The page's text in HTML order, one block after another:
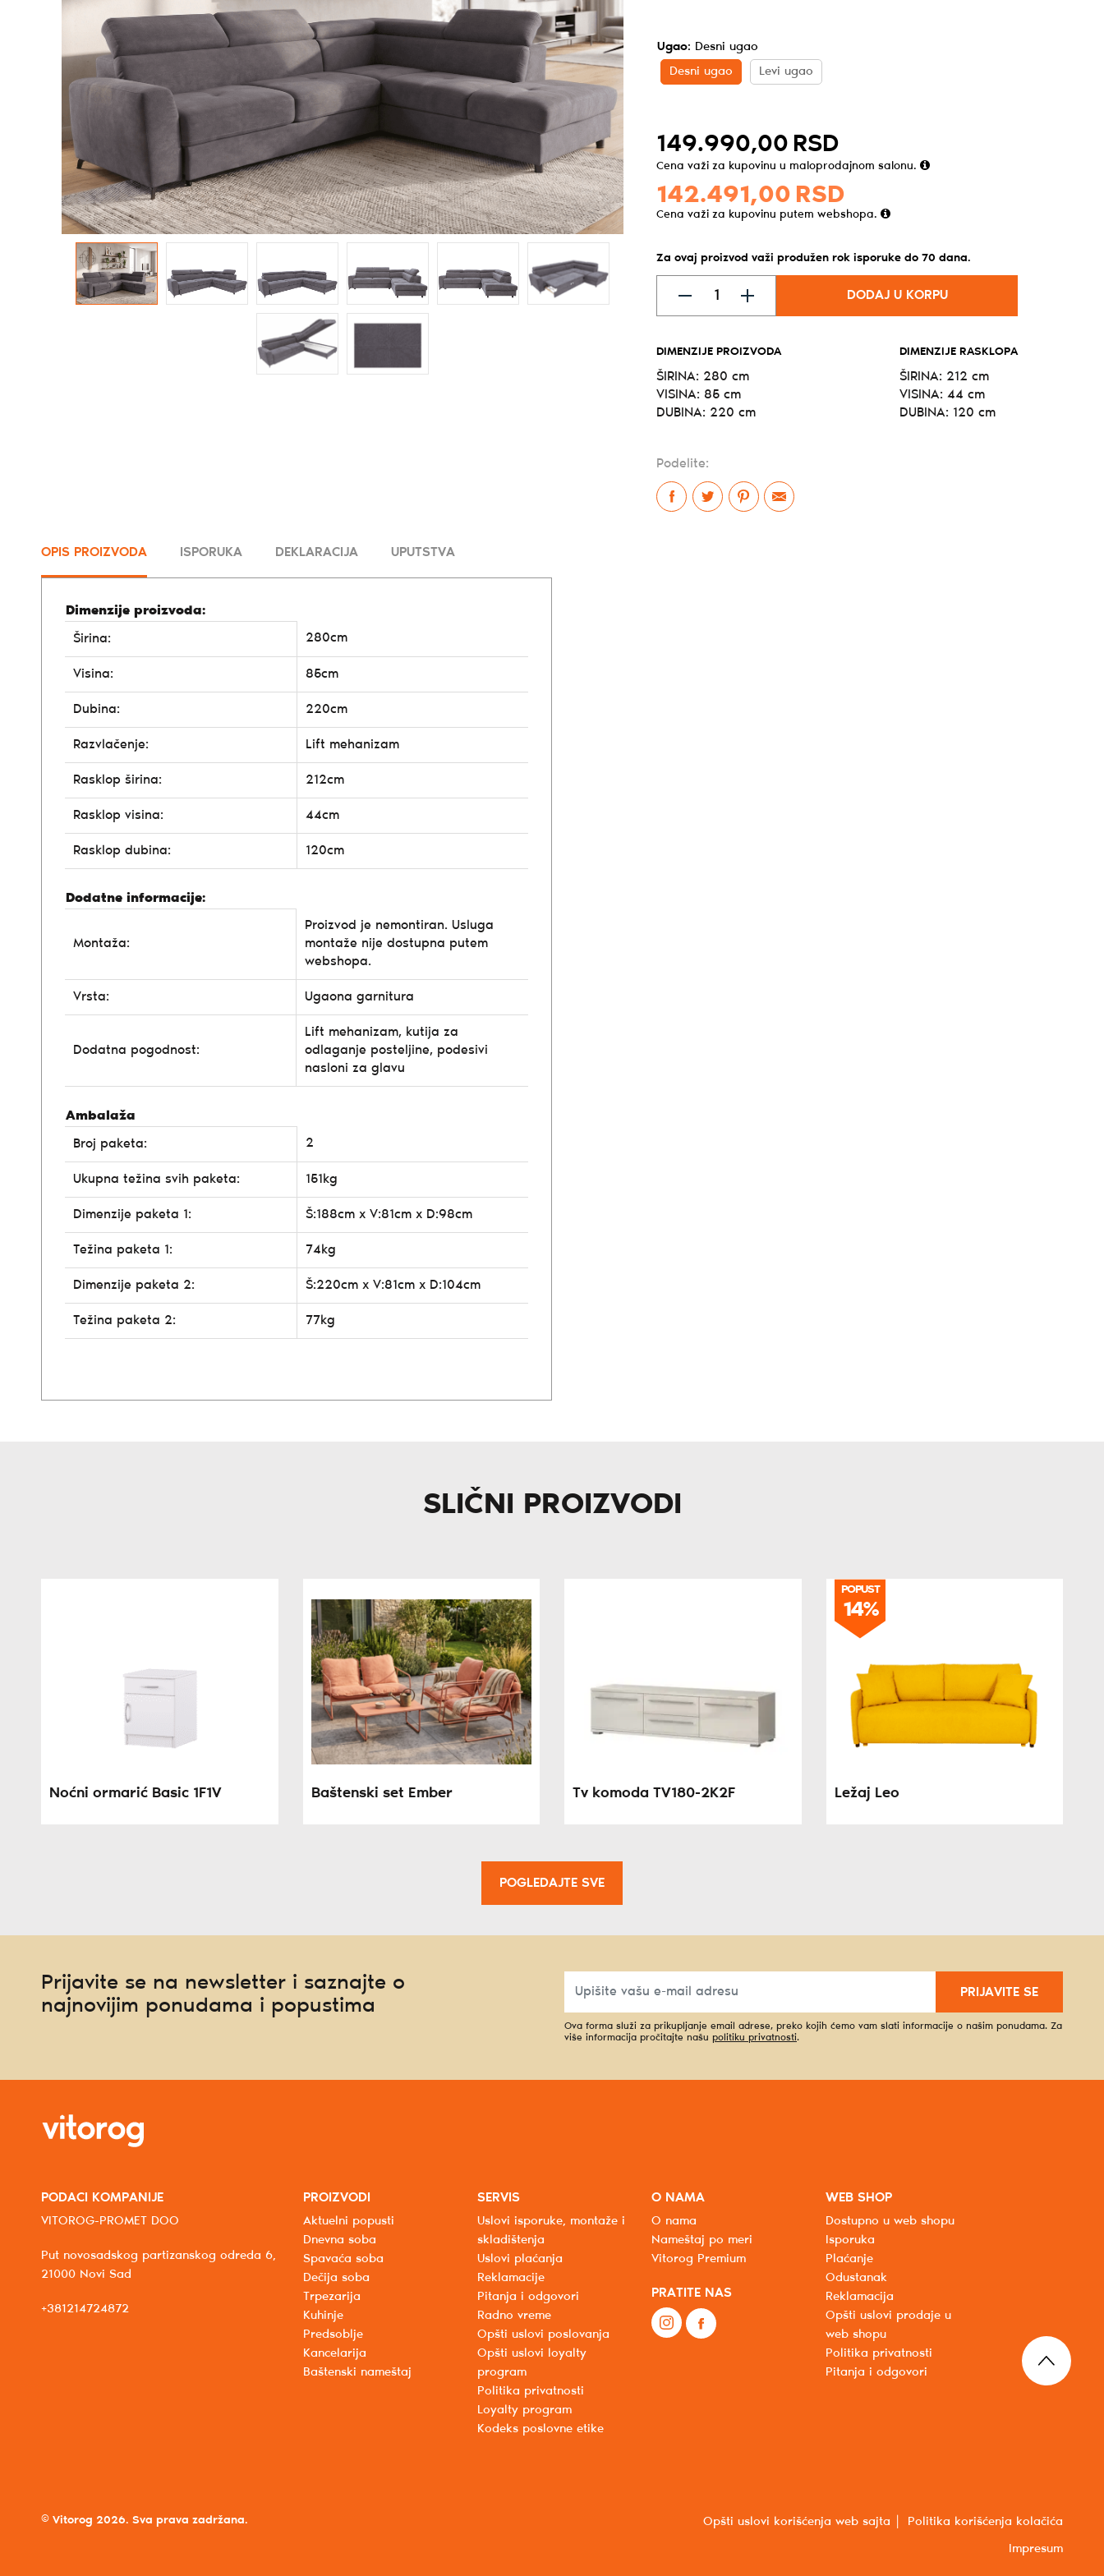
Ugao: Desni ugao
Desni ugao
Levi ugao
149.990,00 RSD
Cena važi za kupovinu u maloprodajnom salonu.
142.491,00 RSD
Cena važi za kupovinu putem webshopa.
Za ovaj proizvod važi produžen rok isporuke do70 dana.
DODAJ U KORPU
DIMENZIJE PROIZVODA
ŠIRINA: 280 cm
VISINA: 85 cm
DUBINA: 220 cm
DIMENZIJE RASKLOPA
ŠIRINA: 212 cm
VISINA:44 cm
DUBINA: 120 cm
Podelite:
OPIS PROIZVODA ISPORUKA DEKLARACIJA UPUTSTVA
Dimenzije proizvoda:
Širina:
280cm
Visina: 85cm
Dubina: 220cm
Razvlačenje: Lift mehanizam
Rasklop širina: 212cm
Rasklop visina: 44cm
Rasklop dubina: 120cm
Dodatne informacije:
Montaža:
Proizvod je nemontiran. Usluga
montaže nije dostupna putem
webshopa.
Vrsta: Ugaona garnitura
Dodatna pogodnost:
Lift mehanizam, kutija za
odlaganje posteljine, podesivi
nasloni za glavu
Ambalaža
Broj paketa:
2
Ukupna težina svih paketa: 151kg
Dimenzije paketa 1: Š:188cm x V:81cm x D:98cm
Težina paketa 1: 74kg
Dimenzije paketa 2: Š:220cm x V:81cm x D:104cm
Težina paketa 2: 77kg
SLIČNI PROIZVODI
Noćni ormarić Basic 1F1V Baštenski set Ember Tv komoda TV180-2K2F
POPUST
14%
Ležaj Leo
POGLEDAJTE SVE
Prijavite se na newsletter i saznajte o
najnovijim ponudama i popustima
PRIJAVITE SE
Ova forma služi za prikupljanje email adrese, preko kojih ćemo vam slati informacije o našim ponudama. Za
više informacija pročitajte našu politiku privatnosti.
PODACI KOMPANIJE
VITOROG-PROMET DOO
Put novosadskog partizanskog odreda 6,
21000 Novi Sad
+381214724872
PROIZVODI
Aktuelni popusti
Dnevna soba
Spavaća soba
Dečija soba
Trpezarija
Kuhinje
Predsoblje
Kancelarija
Baštenski nameštaj
SERVIS
Uslovi isporuke, montaže i
skladištenja
Uslovi plaćanja
Reklamacije
Pitanja i odgovori
Radno vreme
Opšti uslovi poslovanja
Opšti uslovi loyalty
program
Politika privatnosti
Loyalty program
Kodeks poslovne etike
O NAMA
O nama
Nameštaj po meri
Vitorog Premium
PRATITE NAS
WEB SHOP
Dostupno u web shopu
Isporuka
Plaćanje
Odustanak
Reklamacija
Opšti uslovi prodaje u
web shopu
Politika privatnosti
Pitanja i odgovori
© Vitorog 2026. Sva prava zadržana. Opšti uslovi korišćenja web sajta Politika korišćenja kolačića
Impresum